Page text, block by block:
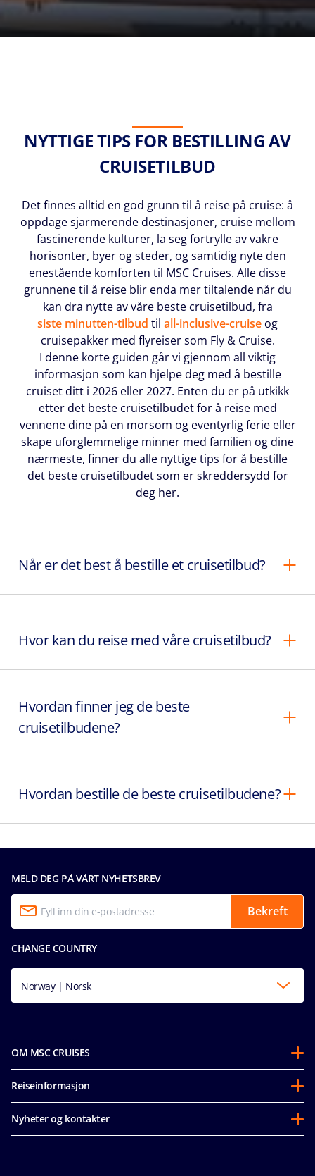
NYTTIGE TIPS FOR BESTILLING AV
CRUISETILBUD
Det finnes alltid en god grunn til å reise på cruise: å
oppdage sjarmerende destinasjoner, cruise mellom
fascinerende kulturer, la seg fortrylle av vakre
horisonter, byer og steder, og samtidig nyte den
enestående komforten til MSC Cruises. Alle disse
grunnene til å reise blir enda mer tiltalende når du
kan dra nytte av våre beste cruisetilbud, fra
siste minutten-tilbud til all-inclusive-cruise og
cruisepakker med flyreiser som Fly & Cruise.
I denne korte guiden går vi gjennom all viktig
informasjon som kan hjelpe deg med å bestille
cruiset ditt i 2026 eller 2027. Enten du er på utkikk
etter det beste cruisetilbudet for å reise med
vennene dine på en morsom og eventyrlig ferie eller
skape uforglemmelige minner med familien og dine
nærmeste, finner du alle nyttige tips for å bestille
det beste cruisetilbudet som er skreddersydd for
deg her.
Når er det best å bestille et cruisetilbud?
Hvor kan du reise med våre cruisetilbud?
Hvordan finner jeg de beste
cruisetilbudene?
Hvordan bestille de beste cruisetilbudene?
MELD DEG PÅ VÅRT NYHETSBREV
Bekreft
CHANGE COUNTRY
Norway | Norsk
OM MSC CRUISES
Om oss
Bærekraft
Mice og charters
Reiseinformasjon
Før avreise
Nyheter og kontakter